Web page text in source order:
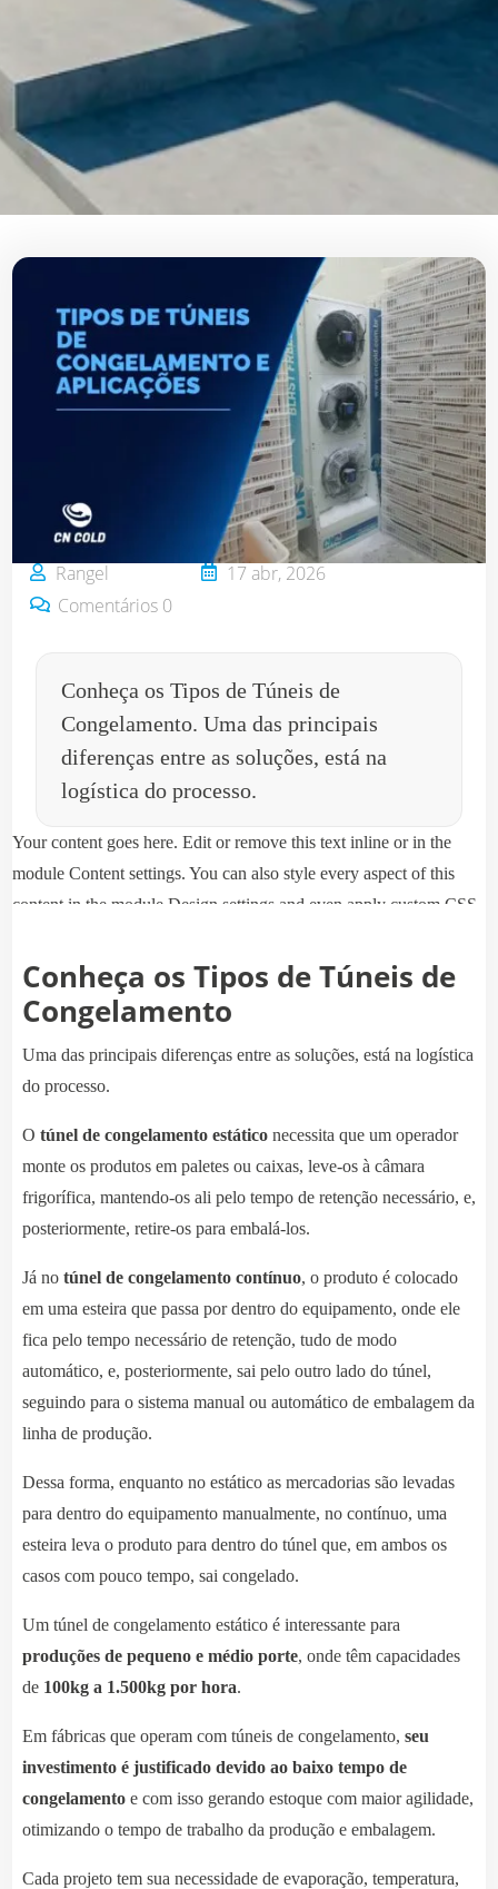
 Rangel  17 abr, 2026
 Comentários 0
Conheça os Tipos de Túneis de
Congelamento. Uma das principais
diferenças entre as soluções, está na
logística do processo.
Your content goes here. Edit or remove this text inline or in the
module Content settings. You can also style every aspect of this
content in the module Design settings and even apply custom CSS
Conheça os Tipos de Túneis de
Congelamento
Uma das principais diferenças entre as soluções, está na logística
do processo.
O túnel de congelamento estáticonecessita que um operador
monte os produtos em paletes ou caixas, leve-os à câmara
frigorífica, mantendo-os ali pelo tempo de retenção necessário, e,
posteriormente, retire-os para embalá-los.
Já no túnel de congelamento contínuo, o produto é colocado
em uma esteira que passa por dentro do equipamento, onde ele
fica pelo tempo necessário de retenção, tudo de modo
automático, e, posteriormente, sai pelo outro lado do túnel,
seguindo para o sistema manual ou automático de embalagem da
linha de produção.
Dessa forma, enquanto no estático as mercadorias são levadas
para dentro do equipamento manualmente, no contínuo, uma
esteira leva o produto para dentro do túnel que, em ambos os
casos com pouco tempo, sai congelado.
Um túnel de congelamento estático é interessante para
produções de pequeno e médio porte, onde têm capacidades
de 100kg a 1.500kg por hora.
Em fábricas que operam com túneis de congelamento, seu
investimento é justificado devido ao baixo tempo de
congelamentoe com isso gerando estoque com maior agilidade,
otimizando o tempo de trabalho da produção e embalagem.
Cada projeto tem sua necessidade de evaporação, temperatura,